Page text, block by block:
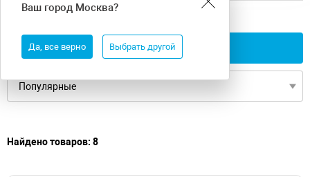
Ваш город Москва?
Да, все верно Выбрать другой
6 ванны Whitecross Aquarella
Применить фильтры
Найдено товаров: 8